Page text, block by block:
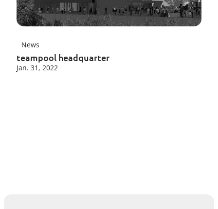
News
teampool headquarter
Jan. 31, 2022